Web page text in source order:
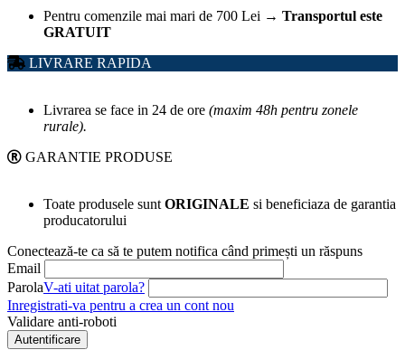
Pentru comenzile mai mari de 700 Lei → Transportul este
GRATUIT
LIVRARE RAPIDA
Livrarea se face in 24 de ore (maxim 48h pentru zonele
rurale).
GARANTIE PRODUSE
Toate produsele sunt ORIGINALE si beneficiaza de garantia
producatorului
Conectează-te ca să te putem notifica când primești un răspuns
Email
ParolaV-ati uitat parola?
Inregistrati-va pentru a crea un cont nou
Validare anti-roboti
Autentificare